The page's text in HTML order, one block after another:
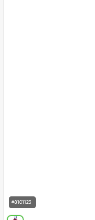
#8101123